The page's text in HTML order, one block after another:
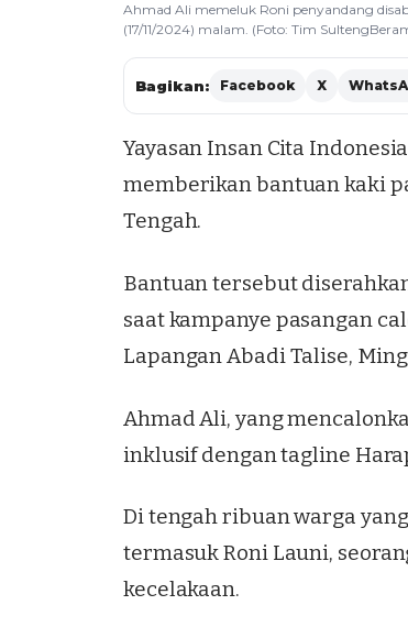
Ahmad Ali memeluk Roni penyandang
(17/11/2024) malam. (Foto: Tim
Bagikan: Facebook X
Yayasan Insan Cita
memberikan bantuan kaki
Tengah.
Bantuan tersebut
saat kampanye pasangan
Lapangan Abadi Talise,
Ahmad Ali, yang
inklusif dengan tagline
Di tengah ribuan warga
termasuk Roni Launi,
kecelakaan.